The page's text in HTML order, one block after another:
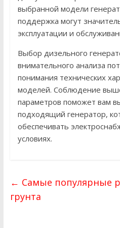
выбранной модели
поддержка могут
эксплуатации и
Выбор дизельного
внимательного анализа
понимания технических
моделей. Соблюдение
параметров поможет вам
подходящий генератор,
обеспечивать
условиях.
← Самые популярные
грунта